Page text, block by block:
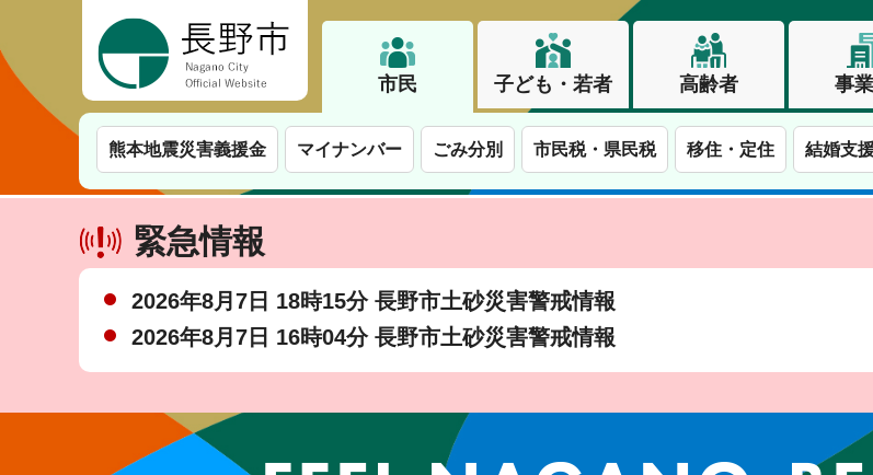
市民 子ども・若者 高齢者 事
熊本地震災害義援金 マイナンバー ごみ分別 市民税・県民税 移住・定住 結婚支
緊急情報
2026年8月7日 18時15分 長野市土砂災害警戒情報
2026年8月7日 16時04分 長野市土砂災害警戒情報
この街で、わたしらしく生きる。